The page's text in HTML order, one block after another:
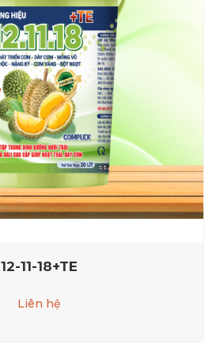
12-11-18+TE
Liên hệ